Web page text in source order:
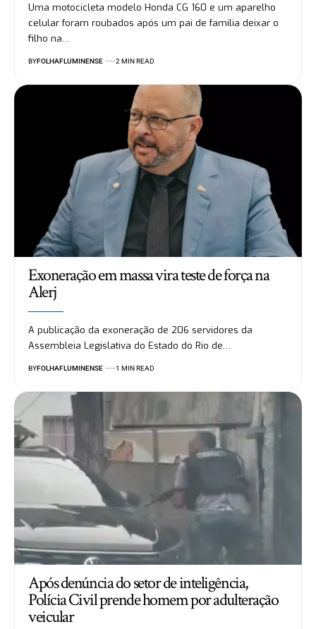
Uma motocicleta modelo Honda CG 160 e um aparelho
celular foram roubados após um pai de família deixar o
filho na…
BYFOLHAFLUMINENSE 2 MIN READ
Exoneração em massa vira teste de força na
Alerj
A publicação da exoneração de 206 servidores da
Assembleia Legislativa do Estado do Rio de…
BYFOLHAFLUMINENSE 1 MIN READ
Após denúncia do setor de inteligência,
Polícia Civil prende homem por adulteração
veicular